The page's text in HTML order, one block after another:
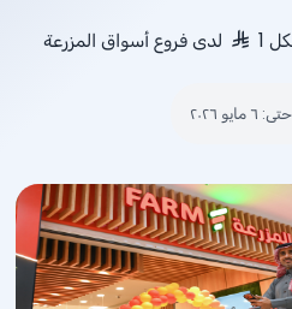
لدى فروع أسواق المزرعة
: ٦ مايو ٢٠٢٦